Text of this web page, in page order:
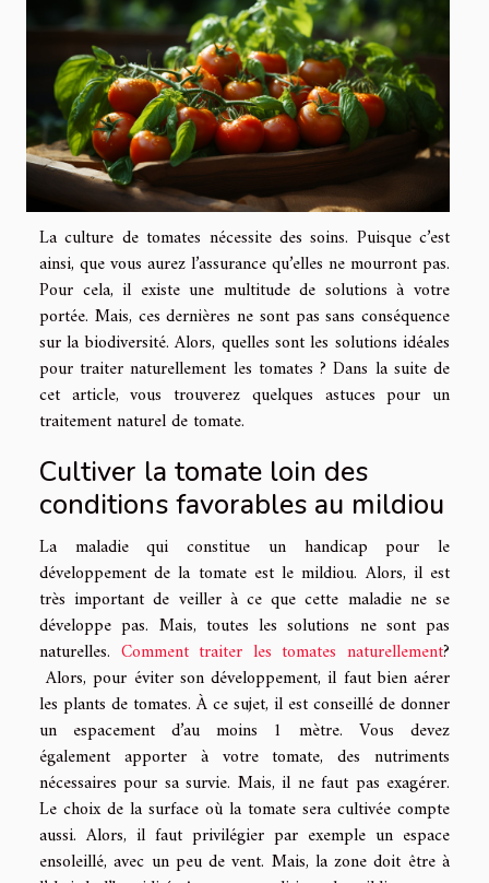
La culture de tomates nécessite des soins. Puisque c’est
ainsi, que vous aurez l’assurance qu’elles ne mourront pas.
Pour cela, il existe une multitude de solutions à votre
portée. Mais, ces dernières ne sont pas sans conséquence
sur la biodiversité. Alors, quelles sont les solutions idéales
pour traiter naturellement les tomates ? Dans la suite de
cet article, vous trouverez quelques astuces pour un
traitement naturel de tomate.
Cultiver la tomate loin des
conditions favorables au mildiou
La maladie qui constitue un handicap pour le
développement de la tomate est le mildiou. Alors, il est
très important de veiller à ce que cette maladie ne se
développe pas. Mais, toutes les solutions ne sont pas
naturelles. Comment traiter les tomates naturellement?
Alors, pour éviter son développement, il faut bien aérer
les plants de tomates. À ce sujet, il est conseillé de donner
un espacement d’au moins 1 mètre. Vous devez
également apporter à votre tomate, des nutriments
nécessaires pour sa survie. Mais, il ne faut pas exagérer.
Le choix de la surface où la tomate sera cultivée compte
aussi. Alors, il faut privilégier par exemple un espace
ensoleillé, avec un peu de vent. Mais, la zone doit être à